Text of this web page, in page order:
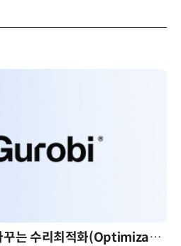
AI 핀옵스 실전 세미나: 폭증하는